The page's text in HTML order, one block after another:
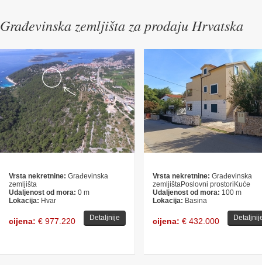
Građevinska zemljišta za prodaju Hrvatska
Vrsta nekretnine: Građevinska
zemljišta
Udaljenost od mora: 0 m
Lokacija: Hvar
cijena: € 977.220 Detaljnije
Vrsta nekretnine: Građevinska
zemljištaPoslovni prostoriKuće
Udaljenost od mora: 100 m
Lokacija: Basina
cijena: € 432.000